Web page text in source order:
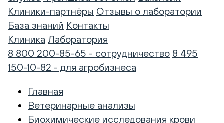
Клиники-партнёры Отзывы о лаборатории
База знаний Контакты
Клиника Лаборатория
8 800 200-85-65 - сотрудничество 8 495
150-10-82 - для агробизнеса
Главная
Ветеринарные анализы
Биохимические исследования крови